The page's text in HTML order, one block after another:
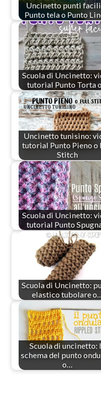
Uncinetto punti
Punto tela o Punto
Scuola di Uncinetto:
tutorial Punto Torta
Uncinetto tunisino:
tutorial Punto Pieno o
Stitch
Scuola di Uncinetto:
tutorial Punto
Scuola di Uncinetto:
elastico tubolare
Scuola di uncinetto:
schema del punto
o…